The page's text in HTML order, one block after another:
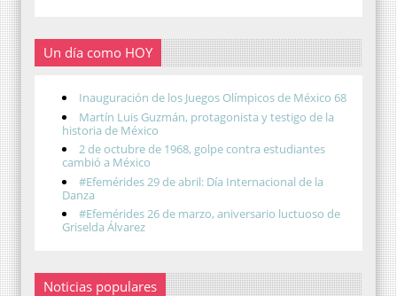
Un día como HOY
Inauguración de los Juegos Olímpicos de México 68
Martín Luis Guzmán, protagonista y testigo de la
historia de México
2 de octubre de 1968, golpe contra estudiantes
cambió a México
#Efemérides 29 de abril: Día Internacional de la
Danza
#Efemérides 26 de marzo, aniversario luctuoso de
Griselda Álvarez
Noticias populares